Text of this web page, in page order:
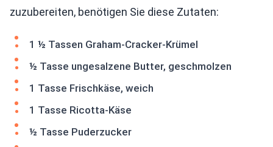
zuzubereiten, benötigen Sie diese Zutaten:
1 ½ Tassen Graham-Cracker-Krümel
½ Tasse ungesalzene Butter, geschmolzen
1 Tasse Frischkäse, weich
1 Tasse Ricotta-Käse
½ Tasse Puderzucker